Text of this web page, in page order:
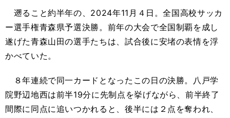
遡ること約半年の、2024年11月４日。全国高校サッカ
ー選手権青森県予選決勝。前年の大会で全国制覇を成し
遂げた青森山田の選手たちは、試合後に安堵の表情を浮
かべていた。
８年連続で同一カードとなったこの日の決勝。八戸学
院野辺地西は前半19分に先制点を挙げながら、前半終了
間際に同点に追いつかれると、後半には２点を奪われ、